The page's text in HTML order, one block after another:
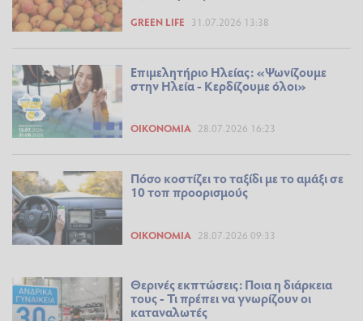
GREEN LIFE 31.07.2026 13:38
Επιμελητήριο Ηλείας: «Ψωνίζουμε
στην Ηλεία - Κερδίζουμε όλοι»
ΟΙΚΟΝΟΜΊΑ 28.07.2026 16:23
Πόσο κοστίζει το ταξίδι με το αμάξι σε
10 τοπ προορισμούς
ΟΙΚΟΝΟΜΊΑ 28.07.2026 09:33
Θερινές εκπτώσεις: Ποια η διάρκεια
τoυς - Τι πρέπει να γνωρίζουν οι
καταναλωτές